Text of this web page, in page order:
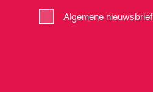
Algemene nieuwsbrief